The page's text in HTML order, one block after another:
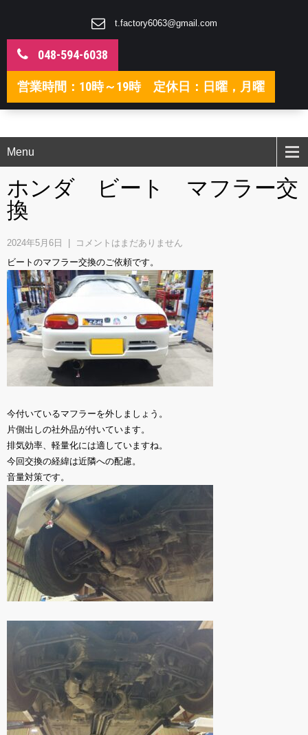
t.factory6063@gmail.com
048-594-6038
営業時間：10時～19時 定休日：日曜，月曜
Menu
ホンダ ビート マフラー交
換
2024年5月6日
コメントはまだありません
ビートのマフラー交換のご依頼です。
今付いているマフラーを外しましょう。
片側出しの社外品が付いています。
排気効率、軽量化には適していますね。
今回交換の経緯は近隣への配慮。
音量対策です。